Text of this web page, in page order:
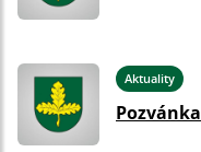
Aktuality
Pozvánka